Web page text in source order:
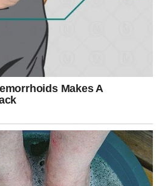
za budućnost.
donosi ogromne pare i razlog da
zadovoljne svojim životom.